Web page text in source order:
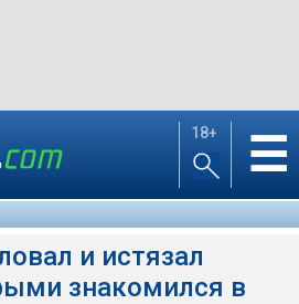
18+ ☰
и истязал
знакомился в